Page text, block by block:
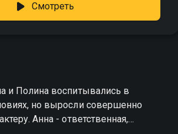
Смотреть
и Полина воспитывались в
но выросли совершенно
Анна - ответственная,